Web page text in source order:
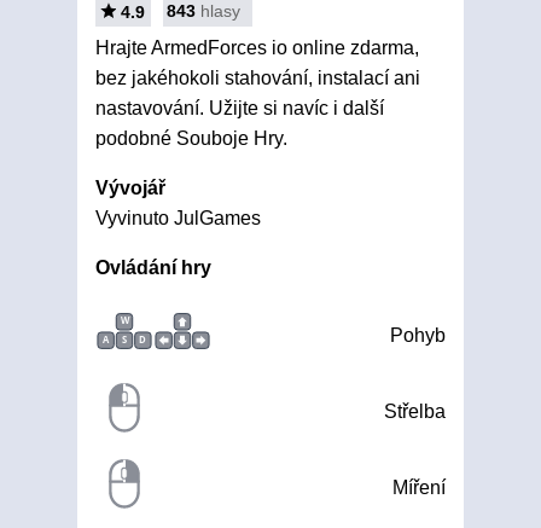
4.9 843 hlasy
Hrajte ArmedForces io online zdarma,
bez jakéhokoli stahování, instalací ani
nastavování. Užijte si navíc i další
podobné Souboje Hry.
Vývojář
Vyvinuto JulGames
Ovládání hry
W
A
S D Pohyb
Střelba
Míření